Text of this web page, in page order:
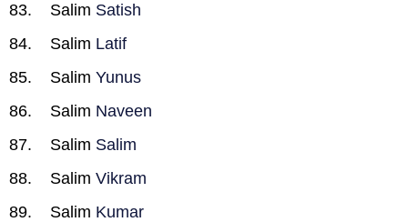
Salim Satish
Salim Latif
Salim Yunus
Salim Naveen
Salim Salim
Salim Vikram
Salim Kumar